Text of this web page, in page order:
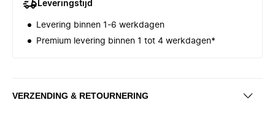
Leveringstijd
Levering binnen 1-6 werkdagen
Premium levering binnen 1 tot 4 werkdagen*
VERZENDING & RETOURNERING